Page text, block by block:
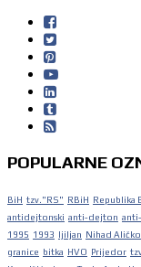
POPULARNE
BiH tzv."RS" RBiH Republika
antidejtonski anti-dejton
1995 1993 ljiljan Nihad
granice bitka HVO Prijedor